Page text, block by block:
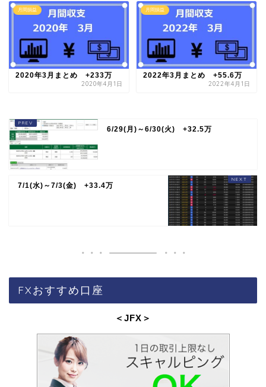
月間損益
2020年3月まとめ +233万
2020年4月1日
月間損益
2022年3月まとめ +55.6万
2022年4月1日
6/29(月)～6/30(火) +32.5万
7/1(水)～7/3(金) +33.4万
FXおすすめ口座
＜JFX ＞